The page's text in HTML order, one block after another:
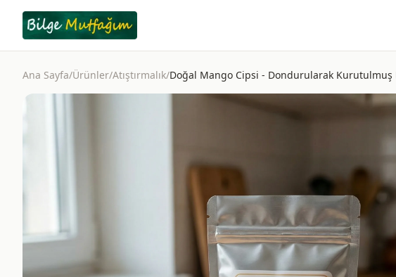
Ana Sayfa/Ürünler/Atıştırmalık/Doğal Mango Cipsi - Dondurularak Kurutulmuş